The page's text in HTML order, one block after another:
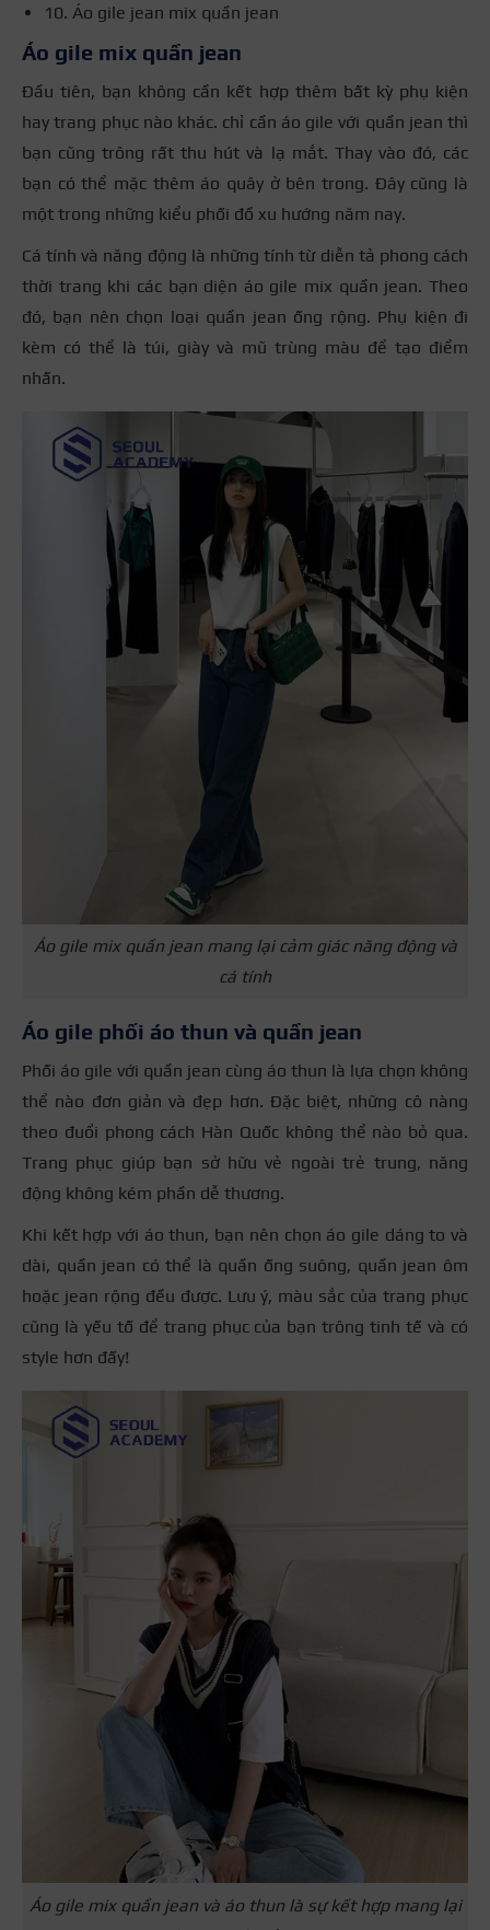
10. Áo gile jean mix quần jean
Áo gile mix quần jean
Đầu tiên, bạn không cần kết hợp thêm bất kỳ phụ kiện
hay trang phục nào khác. chỉ cần áo gile với quần jean thì
bạn cũng trông rất thu hút và lạ mắt. Thay vào đó, các
bạn có thể mặc thêm áo quây ở bên trong. Đây cũng là
một trong những kiểu phối đồ xu hướng năm nay.
Cá tính và năng động là những tính từ diễn tả phong cách
thời trang khi các bạn diện áo gile mix quần jean. Theo
đó, bạn nên chọn loại quần jean ống rộng. Phụ kiện đi
kèm có thể là túi, giày và mũ trùng màu để tạo điểm
nhấn.
Áo gile mix quần jean mang lại cảm giác năng động và
cá tính
Áo gile phối áo thun và quần jean
Phối áo gile với quần jean cùng áo thun là lựa chọn không
thể nào đơn giản và đẹp hơn. Đặc biệt, những cô nàng
theo đuổi phong cách Hàn Quốc không thể nào bỏ qua.
Trang phục giúp bạn sở hữu vẻ ngoài trẻ trung, năng
động không kém phần dễ thương.
Khi kết hợp với áo thun, bạn nên chọn áo gile dáng to và
dài, quần jean có thể là quần ống suông, quần jean ôm
hoặc jean rộng đều được. Lưu ý, màu sắc của trang phục
cũng là yếu tố để trang phục của bạn trông tinh tế và có
style hơn đấy!
Áo gile mix quần jean và áo thun là sự kết hợp mang lại